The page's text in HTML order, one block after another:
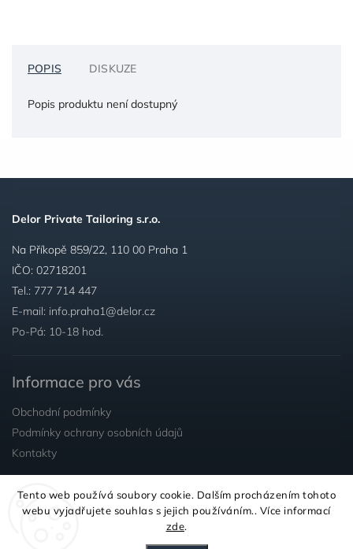
Tento web používá soubory cookie. Dalším procházením tohoto
webu vyjadřujete souhlas s jejich používáním.. Více informací
zde.
POPIS DISKUZE
Popis produktu není dostupný
Delor Private Tailoring s.r.o.
Na Příkopě 859/22, 110 00 Praha 1
IČO: 02718201
Tel.: 777 714 447
E-mail: info.praha1@delor.cz
Po-Pá: 10-18 hod.
Informace pro vás
Obchodní podmínky
Podmínky ochrany osobních údajů
Kontakty
Sledujte nás